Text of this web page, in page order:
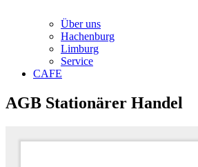
Über uns
Hachenburg
Limburg
Service
CAFE
AGB Stationärer Handel